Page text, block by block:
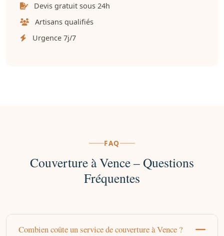
Devis gratuit sous 24h
Artisans qualifiés
Urgence 7j/7
FAQ
Couverture à Vence – Questions
Fréquentes
Combien coûte un service de couverture à Vence ?